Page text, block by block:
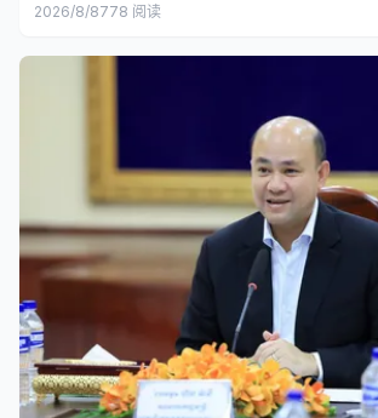
2026/8/8778 阅读